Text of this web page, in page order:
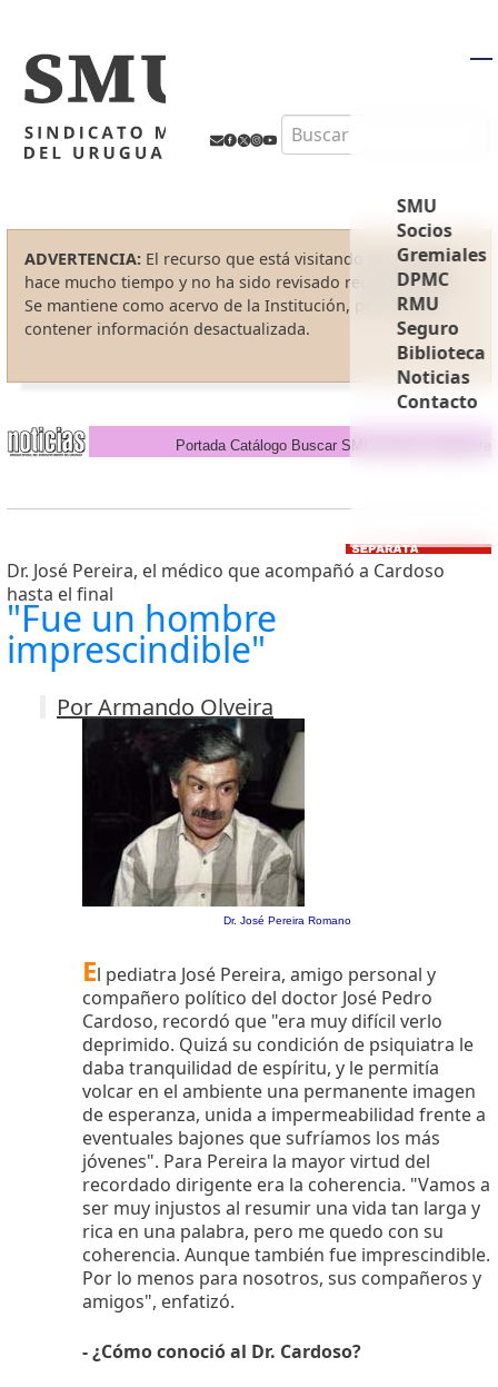
Search
SMU
Socios
Gremiales
DPMC
RMU
Seguro
Biblioteca
Noticias
Contacto
ADVERTENCIA: El recurso que está visitando fue creado
hace mucho tiempo y no ha sido revisado recientemente.
Se mantiene como acervo de la Institución, pero puede
contener información desactualizada.
Portada Catálogo Buscar SMU
Dr. José Pereira, el médico que acompañó a Cardoso
hasta el final
"Fue un hombre
imprescindible"
Por Armando Olveira
Dr. José Pereira Romano
El pediatra José Pereira, amigo personal y
compañero político del doctor José Pedro
Cardoso, recordó que "era muy difícil verlo
deprimido. Quizá su condición de psiquiatra le
daba tranquilidad de espíritu, y le permitía
volcar en el ambiente una permanente imagen
de esperanza, unida a impermeabilidad frente a
eventuales bajones que sufríamos los más
jóvenes". Para Pereira la mayor virtud del
recordado dirigente era la coherencia. "Vamos a
ser muy injustos al resumir una vida tan larga y
rica en una palabra, pero me quedo con su
coherencia. Aunque también fue imprescindible.
Por lo menos para nosotros, sus compañeros y
amigos", enfatizó.
- ¿Cómo conoció al Dr. Cardoso?